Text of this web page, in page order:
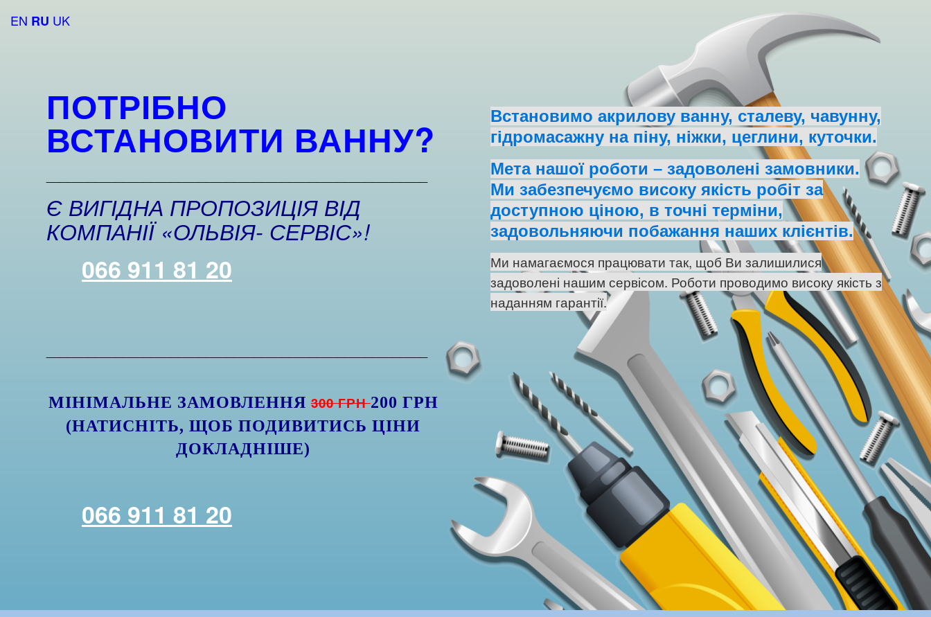
ПОТРІБНО
ВСТАНОВИТИ ВАННУ?
Є ВИГІДНА ПРОПОЗИЦІЯ ВІД
КОМПАНІЇ «ОЛЬВІЯ- СЕРВІС»!
066 911 81 20
МІНІМАЛЬНЕ ЗАМОВЛЕННЯ300 ГРН200 ГРН
(НАТИСНІТЬ, ЩОБ ПОДИВИТИСЬ ЦІНИ
ДОКЛАДНІШЕ)
Встановимо акрилову ванну, сталеву, чавунну,
гідромасажну на піну, ніжки, цеглини, куточки.
Мета нашої роботи – задоволені замовники.
Ми забезпечуємо високу якість робіт за
доступною ціною, в точні терміни,
задовольняючи побажання наших клієнтів.
Ми намагаємося працювати так, щоб Ви залишилися
задоволені нашим сервісом. Роботи проводимо високу якість з
наданням гарантії.
066 911 81 20
EN RU UK